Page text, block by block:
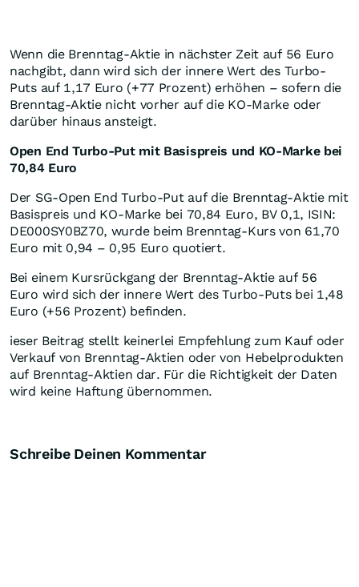
Wenn die Brenntag-Aktie in nächster Zeit auf 56 Euro
nachgibt, dann wird sich der innere Wert des Turbo-
Puts auf 1,17 Euro (+77 Prozent) erhöhen – sofern die
Brenntag-Aktie nicht vorher auf die KO-Marke oder
darüber hinaus ansteigt.
Open End Turbo-Put mit Basispreis und KO-Marke bei
70,84 Euro
Der SG-Open End Turbo-Put auf die Brenntag-Aktie mit
Basispreis und KO-Marke bei 70,84 Euro, BV 0,1, ISIN:
DE000SY0BZ70, wurde beim Brenntag-Kurs von 61,70
Euro mit 0,94 – 0,95 Euro quotiert.
Bei einem Kursrückgang der Brenntag-Aktie auf 56
Euro wird sich der innere Wert des Turbo-Puts bei 1,48
Euro (+56 Prozent) befinden.
ieser Beitrag stellt keinerlei Empfehlung zum Kauf oder
Verkauf von Brenntag-Aktien oder von Hebelprodukten
auf Brenntag-Aktien dar. Für die Richtigkeit der Daten
wird keine Haftung übernommen.
Schreibe Deinen Kommentar